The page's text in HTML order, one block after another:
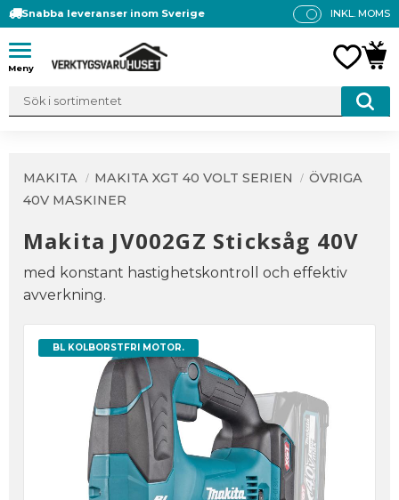
Meny
Snabba leveranser inom Sverige
P
A
INKL. MOMS
MAKITA MAKITA XGT 40 VOLT SERIEN
ÖVRIGA
40V MASKINER
Makita JV002GZ Sticksåg 40V
med konstant hastighetskontroll och effektiv
avverkning.
BL KOLBORSTFRI MOTOR.